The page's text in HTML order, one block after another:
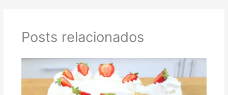
Posts relacionados